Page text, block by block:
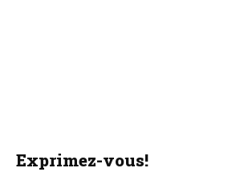
Exprimez-vous!